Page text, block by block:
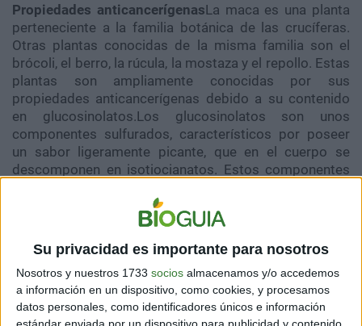
Su privacidad es importante para nosotros
Nosotros y nuestros 1733 socios almacenamos y/o accedemos
a información en un dispositivo, como cookies, y procesamos
datos personales, como identificadores únicos e información
estándar enviada por un dispositivo para publicidad y contenido
Propiedades anticancerígenasLa maca es una planta
perteneciente a la familia botánica de las crucíferas.
Otras plantas conocidas de la misma familia son el
brócoli, el berro, la rúcula, la mostaza y el repollo. Estas
plantas son ampliamente conocidas por sus
propiedades anticancerígenas debido a su contenido
en glucosinolatos.Los glucosinolatos son unos
componentes sulfurados, característicos por poseer
un sabor ligeramente picante, que en el cuerpo se
descomponen en isotiocianatos. Estos componentes
mantener el organismo saludable. Numerosos
estudios han investigado las propiedades
antioxidantes de los isotiocianatos, concluyendo que
son un potente agente medicinal, involucrado en
muchos estudios para la prevención y el tratamiento
del cáncer.Cómo consumirla y dosisLa maca es un
alimento además de un suplemento medicinal, por lo